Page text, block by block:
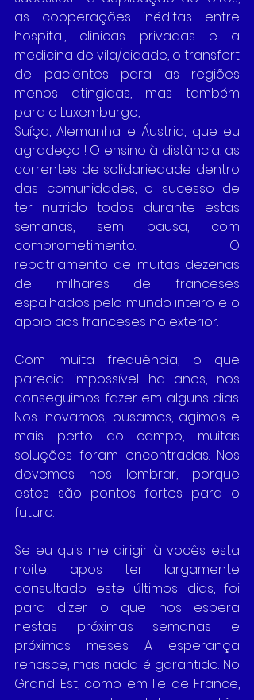
as cooperações inéditas entre
hospital, clinicas privadas e a
medicina de vila/cidade, o transfert
de pacientes para as regiões
menos atingidas, mas também
para o Luxemburgo,
Suíça, Alemanha e Áustria, que eu
agradeço ! O ensino à distância, as
correntes de solidariedade dentro
das comunidades, o sucesso de
ter nutrido todos durante estas
semanas, sem pausa, com
comprometimento. O
repatriamento de muitas dezenas
de milhares de franceses
espalhados pelo mundo inteiro e o
apoio aos franceses no exterior.
Com muita frequência, o que
parecia impossível ha anos, nos
conseguimos fazer em alguns dias.
Nos inovamos, ousamos, agimos e
mais perto do campo, muitas
soluções foram encontradas. Nos
devemos nos lembrar, porque
estes são pontos fortes para o
futuro.
Se eu quis me dirigir à vocês esta
noite, apos ter largamente
consultado este últimos dias, foi
para dizer o que nos espera
nestas próximas semanas e
próximos meses. A esperança
renasce, mas nada é garantido. No
Grand Est, como em Ile de France,